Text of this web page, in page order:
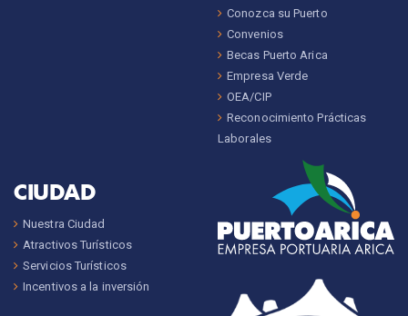
Conozca su Puerto
Convenios
Becas Puerto Arica
Empresa Verde
OEA/CIP
Reconocimiento Prácticas
Laborales
CIUDAD
Nuestra Ciudad
Atractivos Turísticos
Servicios Turísticos
Incentivos a la inversión